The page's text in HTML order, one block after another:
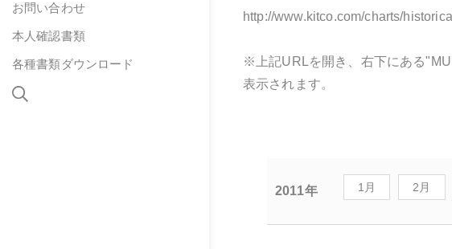
お問い合わせ
本人確認書類
各種書類ダウンロード
http://www.kitco.com/charts/
※上記URLを開き、右下にある
表示されます。
2011年 1月 2月